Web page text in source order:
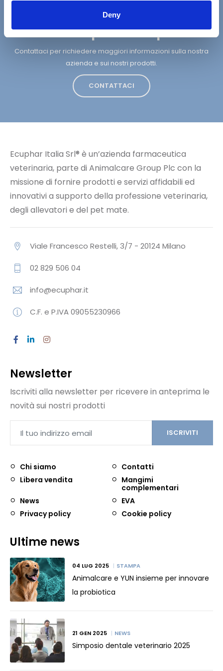
Deny
Vuoi saperne di più?
Contattaci per richiedere maggiori informazioni sulla nostra
azienda e sui nostri prodotti.
CONTATTACI
Ecuphar Italia Srl® è un’azienda farmaceutica
veterinaria, parte di Animalcare Group Plc con la
missione di fornire prodotti e servizi affidabili ed
innovativi a supporto della professione veterinaria,
degli allevatori e del pet mate.
Viale Francesco Restelli, 3/7 - 20124 Milano
02 829 506 04
info@ecuphar.it
C.F. e P.IVA 09055230966
Newsletter
Iscriviti alla newsletter per ricevere in anteprima le
novità sui nostri prodotti
ISCRIVITI
Chi siamo
Contatti
Libera vendita
Mangimi
complementari
News
EVA
Privacy policy
Cookie policy
Ultime news
04 LUG 2025 STAMPA
Animalcare e YUN insieme per innovare
la probiotica
21 GEN 2025 NEWS
Simposio dentale veterinario 2025